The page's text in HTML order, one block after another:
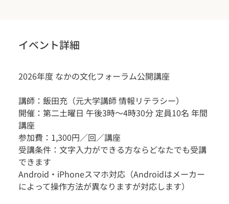
イベント詳細
2026年度 なかの文化フォーラム公開講座
講師：飯田充（元大学講師 情報リテラシー）
開催：第二土曜日 午後3時〜4時30分 定員10名 年間
講座
参加費：1,300円／回／講座
受講条件：文字入力ができる方ならどなたでも受講
できます
Android・iPhoneスマホ対応（Androidはメーカー
によって操作方法が異なりますが対応します）